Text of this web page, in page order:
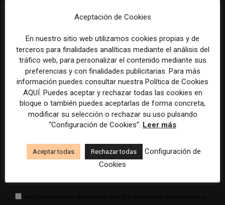
Comentario:
Aceptación de Cookies
En nuestro sitio web utilizamos cookies propias y de
terceros para finalidades analíticas mediante el análisis del
tráfico web, para personalizar el contenido mediante sus
preferencias y con finalidades publicitarias. Para más
información puedes consultar nuestra Política de Cookies
AQUÍ. Puedes aceptar y rechazar todas las cookies en
bloque o también puedes aceptarlas de forma concreta,
modificar su selección o rechazar su uso pulsando
“Configuración de Cookies”. Leer más
Aceptar todas Rechazar todas
Configuración de
Cookies